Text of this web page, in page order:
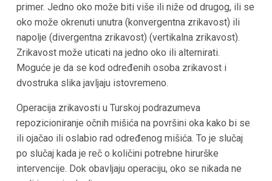
primer. Jedno oko može biti više ili niže od drugog, ili se
oko može okrenuti unutra (konvergentna zrikavost) ili
napolje (divergentna zrikavost) (vertikalna zrikavost).
Zrikavost može uticati na jedno oko ili alternirati.
Moguće je da se kod određenih osoba zrikavost i
dvostruka slika javljaju istovremeno.
Operacija zrikavosti u Turskoj podrazumeva
repozicioniranje očnih mišića na površini oka kako bi se
ili ojačao ili oslabio rad određenog mišića. To je slučaj
po slučaj kada je reč o količini potrebne hirurške
intervencije. Dok obavljaju operaciju, oko se nikada ne